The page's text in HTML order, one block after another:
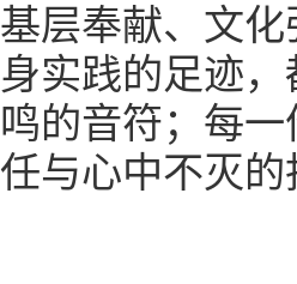
基层奉献、文
身实践的足迹
鸣的音符；每
任与心中不灭的